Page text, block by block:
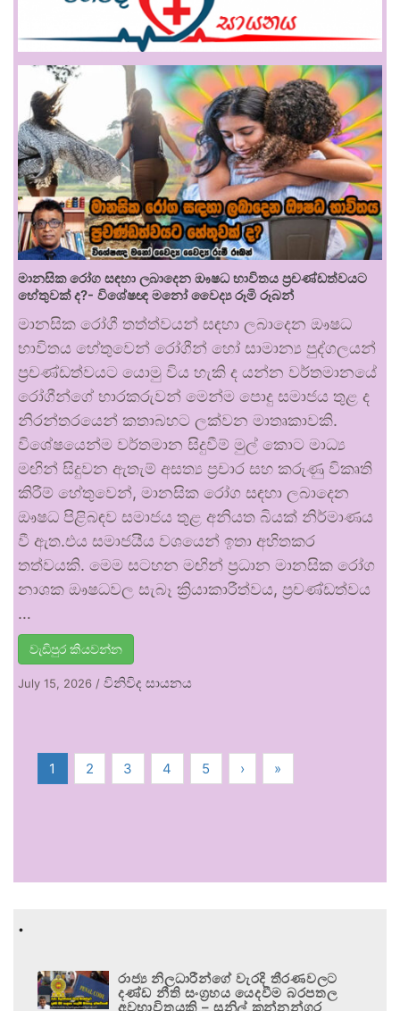
මානසික රෝග සඳහා ලබාදෙන ඖෂධ භාවිතය ප්‍රචණ්ඩත්වයට
හේතුවක් ද?- විශේෂඥ මනෝ වෛද්‍ය රූමි රූබන්
මානසික රෝගී තත්ත්වයන් සඳහා ලබාදෙන ඖෂධ
භාවිතය හේතුවෙන් රෝගීන් හෝ සාමාන්‍ය පුද්ගලයන්
ප්‍රචණ්ඩත්වයට යොමු විය හැකි ද යන්න වර්තමානයේ
රෝගීන්ගේ භාරකරුවන් මෙන්ම පොදු සමාජය තුළ ද
නිරන්තරයෙන් කතාබහට ලක්වන මාතෘකාවකි.
විශේෂයෙන්ම වර්තමාන සිදුවීම් මුල් කොට මාධ්‍ය
මඟින් සිදුවන ඇතැම් අසත්‍ය ප්‍රචාර සහ කරුණු විකෘති
කිරීම් හේතුවෙන්, මානසික රෝග සඳහා ලබාදෙන
ඖෂධ පිළිබඳව සමාජය තුළ අනියත බියක් නිර්මාණය
වී ඇත.එය සමාජයීය වශයෙන් ඉතා අහිතකර
තත්වයකි. මෙම සටහන මඟින් ප්‍රධාන මානසික රෝග
නාශක ඖෂධවල සැබෑ ක්‍රියාකාරීත්වය, ප්‍රචණ්ඩත්වය
…
වැඩිපුර කියවන්න
July 15, 2026 / විනිවිද සායනය
1 2 3 4 5 › »
.
රාජ්‍ය නිලධාරීන්ගේ වැරදි තීරණවලට
දණ්ඩ නීති සංග්‍රහය යෙදවීම බරපතල
අවභාවිතයකි – සුනිල් කන්නන්ගර